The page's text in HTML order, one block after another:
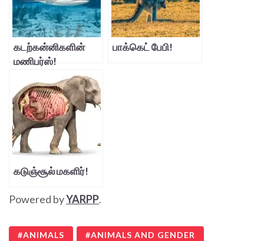
கடற்கன்னிகளின்
மணிபர்ஸ்!
பாக்கெட் பேபி!
கடுஞ்சூல் மகளிர்!
Powered byYARPP.
ANIMALS ANIMALS AND GENDER